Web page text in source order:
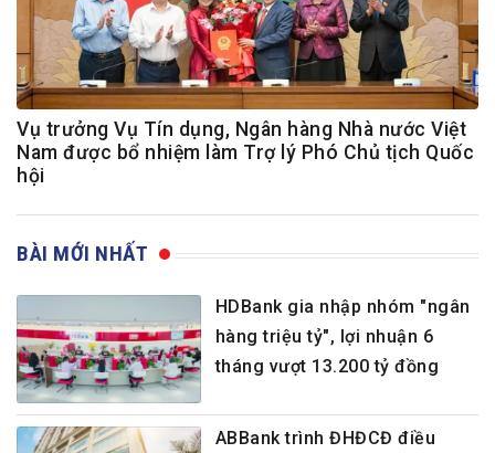
Vụ trưởng Vụ Tín dụng, Ngân hàng Nhà nước Việt
Nam được bổ nhiệm làm Trợ lý Phó Chủ tịch Quốc
hội
BÀI MỚI NHẤT
HDBank gia nhập nhóm "ngân
hàng triệu tỷ", lợi nhuận 6
tháng vượt 13.200 tỷ đồng
ABBank trình ĐHĐCĐ điều